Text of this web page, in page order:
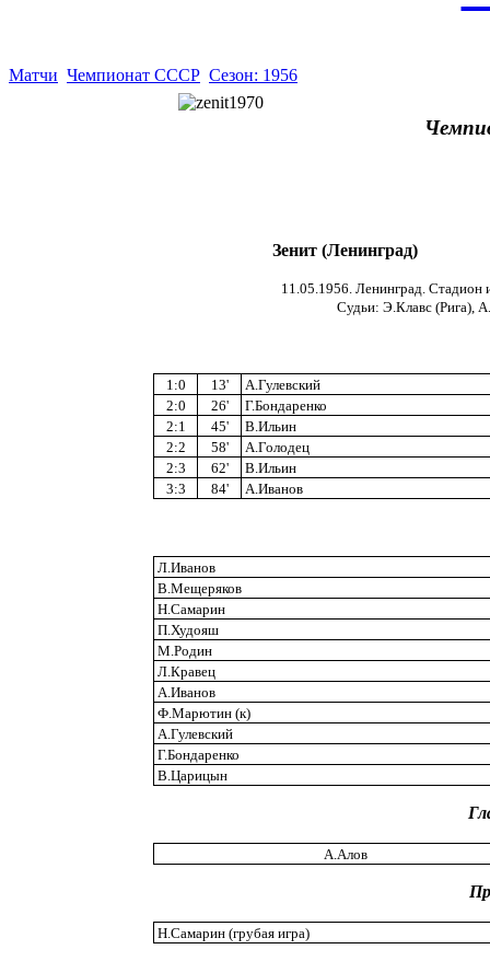
Матчи Чемпионат СССР Сезон: 1956
Зенит (Ленинград)
11.05.1956. Ленинград. Стадион
Судьи: Э.Клавс (Рига),
1:0 13'
А.Гулевский
2:0
26'
Г.Бондаренко
2:1
45'
В.Ильин
2:2
58'
А.Голодец
2:3
62'
В.Ильин
3:3
84' А.Иванов
Л.Иванов
В.Мещеряков
Н.Самарин
П.Худояш
М.Родин
Л.Кравец
А.Иванов
Ф.Марютин (к)
А.Гулевский
Г.Бондаренко
В.Царицын
А.Алов
Н.Самарин (грубая игра)